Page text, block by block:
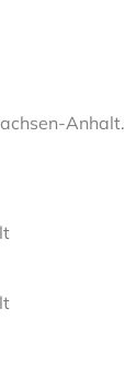
Anhalt.